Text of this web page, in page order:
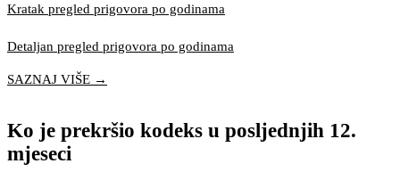
Kratak pregled prigovora po godinama
Detaljan pregled prigovora po godinama
SAZNAJ VIŠE →
Ko je prekršio kodeks u posljednjih 12.
mjeseci